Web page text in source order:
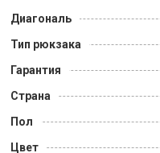
Диагональ
Тип рюкзака
Гарантия
Страна
Пол
Цвет